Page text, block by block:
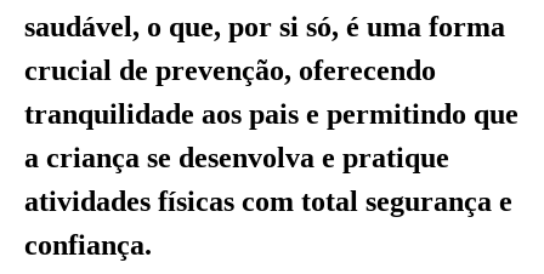
saudável, o que, por si só, é uma forma
crucial de prevenção, oferecendo
tranquilidade aos pais e permitindo que
a criança se desenvolva e pratique
atividades físicas com total segurança e
confiança.